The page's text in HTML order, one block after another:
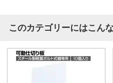
このカテゴリーにはこん